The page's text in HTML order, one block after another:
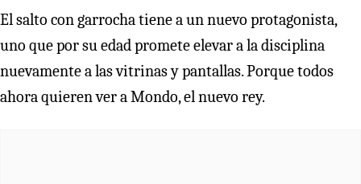
El salto con garrocha tiene a un nuevo protagonista,
uno que por su edad promete elevar a la disciplina
nuevamente a las vitrinas y pantallas. Porque todos
ahora quieren ver a Mondo, el nuevo rey.